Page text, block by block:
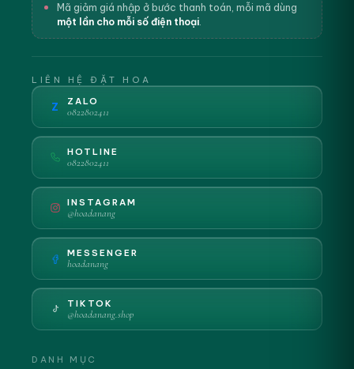
Mã giảm giá nhập ở bước thanh toán, mỗi mã dùng
một lần cho mỗi số điện thoại
LIÊN HỆ ĐẶT HOA
Z ZALO
0822802411
HOTLINE
0822802411
INSTAGRAM
@hoadanang
MESSENGER
hoadanang
TIKTOK
@hoadanang.shop
DANH MỤC